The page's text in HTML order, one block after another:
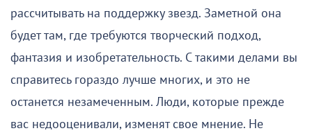
рассчитывать на поддержку звезд. Заметной она
будет там, где требуются творческий подход,
фантазия и изобретательность. С такими делами вы
справитесь гораздо лучше многих, и это не
останется незамеченным. Люди, которые прежде
вас недооценивали, изменят свое мнение. Не